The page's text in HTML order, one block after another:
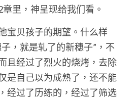
里，神呈现给我们看。
宝贝孩子的期望。什么样
，就是轧了的新穗子”，不
且经过了烈火的烧烤，去除
是自己以为成熟了，还不能
经过了历练的，经过了筛选